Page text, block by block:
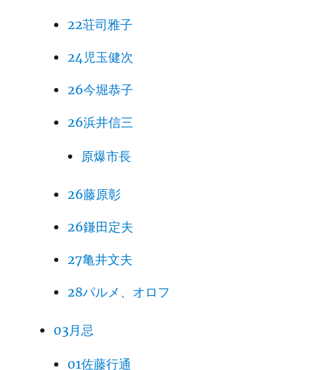
22荘司雅子
24児玉健次
26今堀恭子
26浜井信三
原爆市長
26藤原彰
26鎌田定夫
27亀井文夫
28パルメ、オロフ
03月忌
01佐藤行通